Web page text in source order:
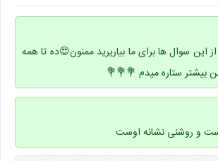
این سوال ها برای ما بیاریرید ممنون😍ده تا همه
بیشتر ستاره میدم 💐💐💐